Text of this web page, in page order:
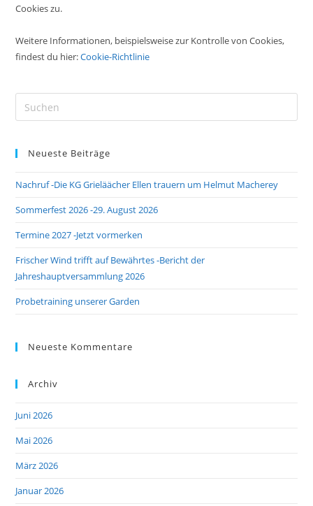
Cookies zu.
Weitere Informationen, beispielsweise zur Kontrolle von Cookies,
findest du hier:Cookie-Richtlinie
Neueste Beiträge
Nachruf -Die KG Grieläächer Ellen trauern um Helmut Macherey
Sommerfest 2026 -29. August 2026
Termine 2027 -Jetzt vormerken
Frischer Wind trifft auf Bewährtes -Bericht der
Jahreshauptversammlung 2026
Probetraining unserer Garden
Neueste Kommentare
Archiv
Juni 2026
Mai 2026
März 2026
Januar 2026